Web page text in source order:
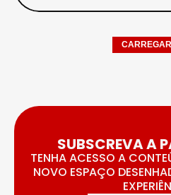
SUBSCREVA A
TENHA ACESSO A
NOVO ESPAÇO